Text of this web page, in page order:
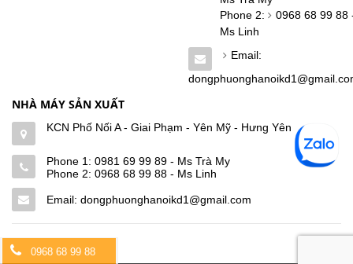
0968 68 99 88
Phone 2:
0968 68 99 88
Ms Linh
Email:
NHÀ MÁY SẢN XUẤT
KCN Phố Nối A - Giai Phạm - Yên Mỹ - Hưng Yên
Phone 1: 0981 69 99 89 - Ms Trà My
Phone 2: 0968 68 99 88 - Ms Linh
Email: dongphuonghanoikd1@gmail.com